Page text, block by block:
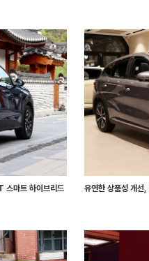
스마트 하이브리드
유연한 상품성 개선